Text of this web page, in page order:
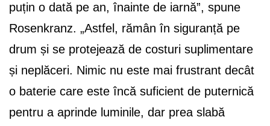
puțin o dată pe an, înainte de iarnă”, spune
Rosenkranz. „Astfel, rămân în siguranță pe
drum și se protejează de costuri suplimentare
și neplăceri. Nimic nu este mai frustrant decât
o baterie care este încă suficient de puternică
pentru a aprinde luminile, dar prea slabă